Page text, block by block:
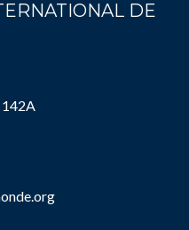
DE
142A